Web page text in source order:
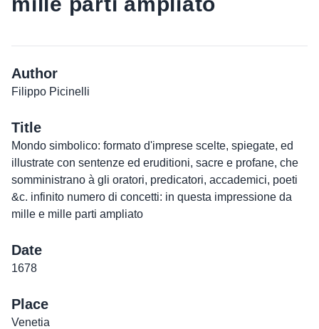
Author
Filippo Picinelli
Title
Mondo simbolico: formato d'imprese scelte, spiegate, ed
illustrate con sentenze ed eruditioni, sacre e profane, che
somministrano à gli oratori, predicatori, accademici, poeti
&c. infinito numero di concetti: in questa impressione da
mille e mille parti ampliato
Date
1678
Place
Venetia